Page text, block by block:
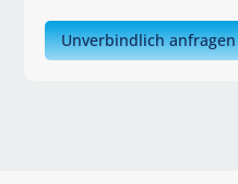
Unverbindlich anfragen